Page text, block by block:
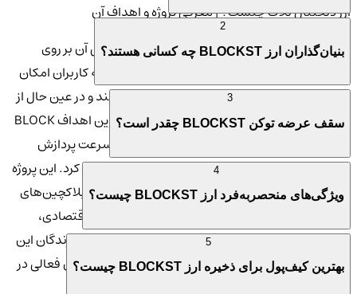
ارز دیجیتال بلاک‌ چیست؟ | معرفی پروژه و اهداف آن
بلاک‌ یک اکوسیستم غیرمتمرکز است که تمرکز اصلی آن بر روی
امنیت، مقیاس‌پذیری و کارایی قرار دارد. این پروژه به کاربران امکان
می‌دهد تراکنش‌های سریع و کم‌هزینه انجام دهند و در عین حال از
شفافیت کامل بلاکچین بهره‌مند شوند. از مهم‌ترین اهداف BLOCK
می‌توان به کاهش هزینه‌های تراکنش، افزایش سرعت پردازش
شبکه و ایجاد فرصت‌های درآمدزایی برای کاربران اشاره کرد. این پروژه
به دنبال آن است که راه‌حلی پایدار برای مشکلات رایج بلاکچین‌های
سنتی ارائه کند. توکن BLOCKST علاوه بر کاربردهای اقتصادی،
ابزاری برای مشارکت در تصمیم‌گیری‌های شبکه است. دارندگان این
توکن می‌توانند در فرآیندهای رأی‌گیری شرکت کرده و نقش فعالی در
بنیان‌گذاران ارز BLOCKST چه کسانی هستند؟
سقف عرضه توکن BLOCKST چقدر است؟
ویژگی‌های منحصربه‌فرد ارز BLOCKST چیست؟
بهترین کیف‌پول برای ذخیره ارز BLOCKST چیست؟